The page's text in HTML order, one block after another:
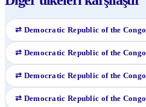
⇄ Democratic Republic of the Congo
⇄ Democratic Republic of the Congo
⇄ Democratic Republic of the Congo
⇄ Democratic Republic of the Congo